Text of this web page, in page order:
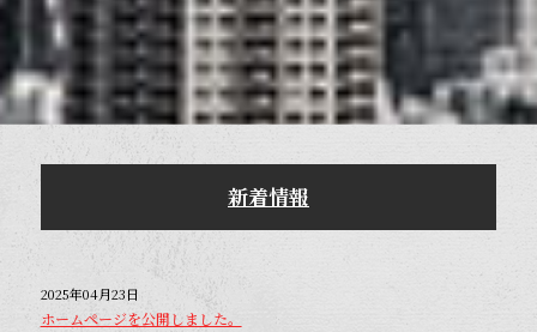
新着情報
2025年04月23日
ホームページを公開しました。